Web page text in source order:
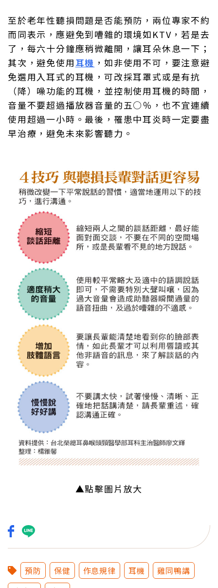
至於老年性聽損問題是否能預防，兩位專家不約
而同表示，應避免到嘈雜的環境如KTV，若是去
了，每六十分鐘應稍微離開，讓耳朵休息一下；
其次，避免使用耳機 ，如非使用不可，要注意避
免選用入耳式的耳機，可改採耳罩式或是有抗
（降）噪功能的耳機，並控制使用耳機的時間，
音量不要超過播放器音量的五○％，也不宜連續
使用超過一小時。最後，罹患中耳炎時一定要盡
早治療，避免未來影響聽力。
▲點擊圖片放大
預防 保健 作息規律 耳機
雞同鴨講